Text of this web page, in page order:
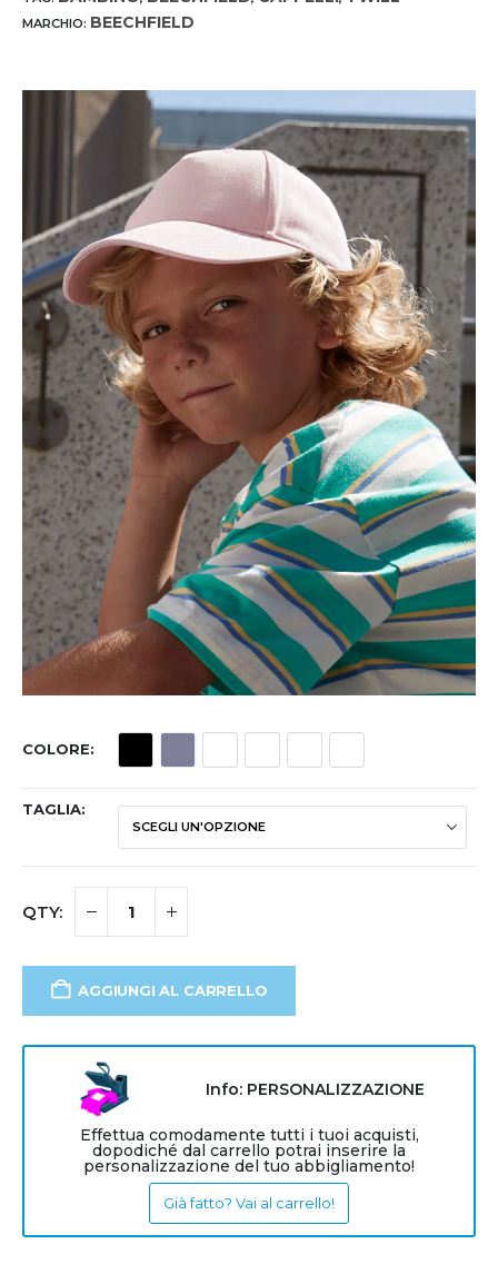
MARCHIO: BEECHFIELD
COLORE
TAGLIA
AGGIUNGI AL CARRELLO
Info: PERSONALIZZAZIONE
Effettua comodamente tutti i tuoi acquisti,
dopodiché dal carrello potrai inserire la
personalizzazione del tuo abbigliamento!
Già fatto? Vai al carrello!